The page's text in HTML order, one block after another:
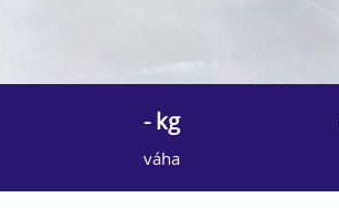
- kg
váha